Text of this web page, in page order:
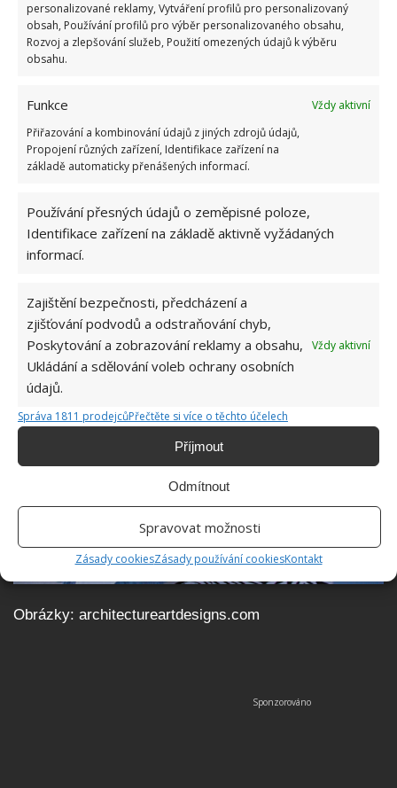
personalizované reklamy, Vytváření profilů pro personalizovaný
obsah, Používání profilů pro výběr personalizovaného obsahu,
Rozvoj a zlepšování služeb, Použití omezených údajů k výběru
obsahu.
Funkce
Vždy aktivní
Přiřazování a kombinování údajů z jiných zdrojů údajů,
Propojení různých zařízení, Identifikace zařízení na
základě automaticky přenášených informací.
Používání přesných údajů o zeměpisné poloze,
Identifikace zařízení na základě aktivně vyžádaných
informací.
Zajištění bezpečnosti, předcházení a
zjišťování podvodů a odstraňování chyb,
Poskytování a zobrazování reklamy a obsahu,
Ukládání a sdělování voleb ochrany osobních
údajů.
Vždy aktivní
Správa 1811 prodejcůPřečtěte si více o těchto účelech
Příjmout
Odmítnout
Spravovat možnosti
Zásady cookiesZásady používání cookiesKontakt
Na nábytku uplatníte ombré jednoduchým způsobem.
Stačí, když šuplíky komody natřete každý jinou barvou,
můžete si vytvořit zajímavý závěs, záclonu, povlečení,
stěnu, nábytek, kobereček. A pokud se vám tvořit
Zajímavě vypadá také schodiště zdobené touto
technikou. Uplatnit ji můžete zkrátka na všem a všude.
Obrázky: architectureartdesigns.com